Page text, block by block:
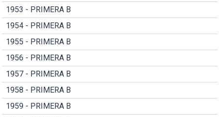
1953 - PRIMERA B
1954 - PRIMERA B
1955 - PRIMERA B
1956 - PRIMERA B
1957 - PRIMERA B
1958 - PRIMERA B
1959 - PRIMERA B